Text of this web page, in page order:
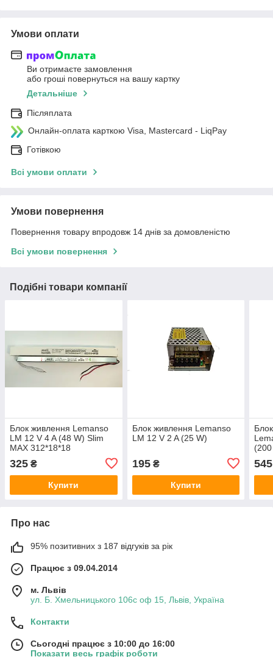
Умови оплати
Ви отримаєте замовлення
або гроші повернуться на вашу картку
Детальніше
Післяплата
Онлайн-оплата карткою Visa, Mastercard - LiqPay
Готівкою
Всі умови оплати
Умови повернення
Повернення товару впродовж 14 днів за домовленістю
Всі умови повернення
Подібні товари компанії
Блок живлення Lemanso
LM 12 V 4 A (48 W) Slim
MAX 312*18*18
325 ₴
Купити
Блок живлення Lemanso
LM 12 V 2 A (25 W)
195₴
Купити
545
Про нас
95% позитивних з 187 відгуків за рік
Працює з 09.04.2014
м. Львів
ул. Б. Хмельницького 106с оф 15, Львів, Україна
Контакти
Сьогодні працює з 10:00 до 16:00
Показати весь графік роботи